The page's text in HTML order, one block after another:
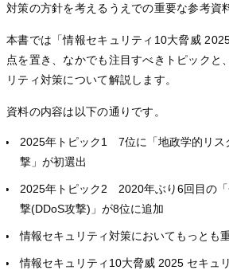
対策の方針を考えるうえでの重要な参考資
本書では「情報セキュリティ10大脅威
点を置き、なかでも注目すべきトピックと
リティ対策について解説します。
資料の内容は以下の通りです。
2025年トピック1 7位に「地政学的リス
撃」が初選出
2025年トピック2 2020年ぶり6回目の
撃(DDoS攻撃)」が8位に追加
情報セキュリティ対策においてもっとも
情報セキュリティ10大脅威 2025 セキュ